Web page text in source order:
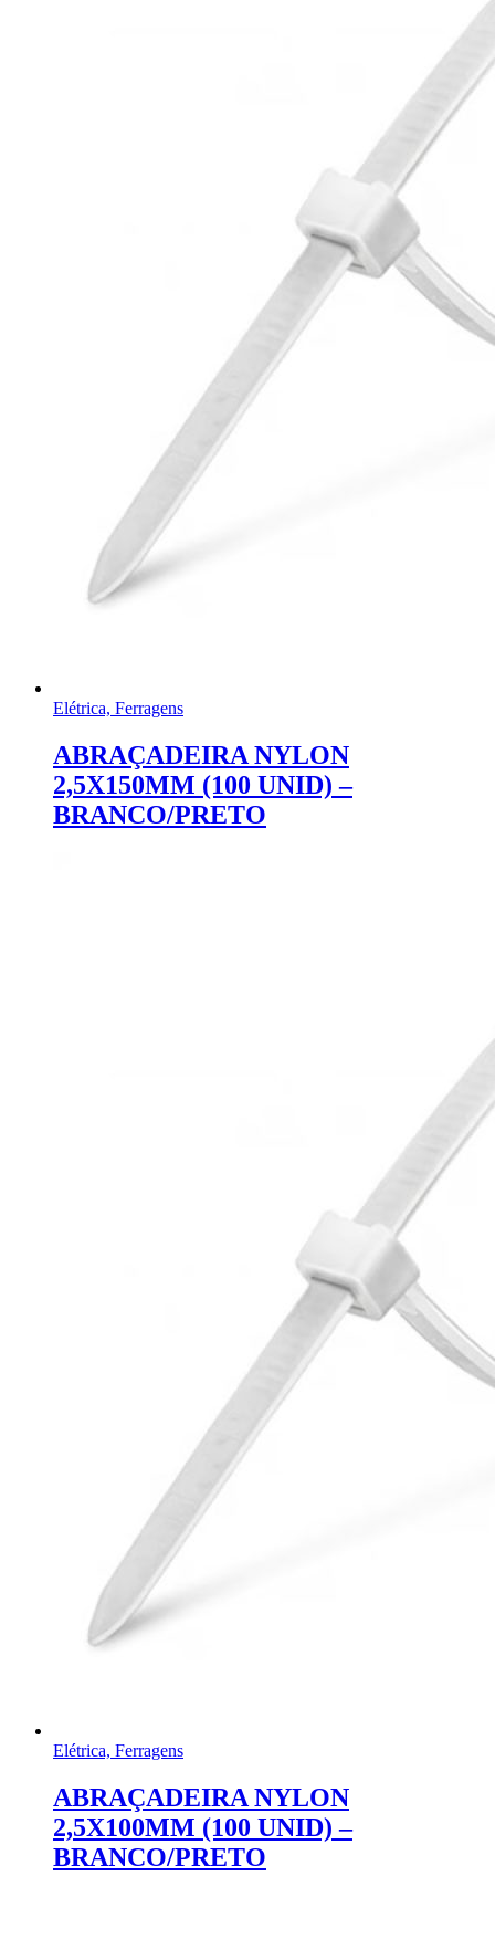
Elétrica, Ferragens
ABRAÇADEIRA NYLON
2,5X150MM (100 UNID) –
BRANCO/PRETO
Elétrica, Ferragens
ABRAÇADEIRA NYLON
2,5X100MM (100 UNID) –
BRANCO/PRETO